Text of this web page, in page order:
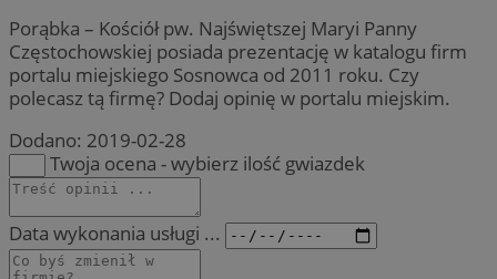
Porąbka – Kościół pw. Najświętszej Maryi Panny
Częstochowskiej posiada prezentację w katalogu firm
portalu miejskiego Sosnowca od 2011 roku. Czy
polecasz tą firmę? Dodaj opinię w portalu miejskim.
Dodano: 2019-02-28
Twoja ocena - wybierz ilość gwiazdek
Data wykonania usługi ...